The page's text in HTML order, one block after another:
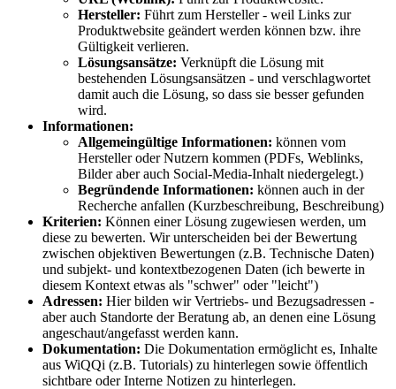
Hersteller: Führt zum Hersteller - weil Links zur
Produktwebsite geändert werden können bzw. ihre
Gültigkeit verlieren.
Lösungsansätze: Verknüpft die Lösung mit
bestehenden Lösungsansätzen - und verschlagwortet
damit auch die Lösung, so dass sie besser gefunden
wird.
Informationen:
Allgemeingültige Informationen: können vom
Hersteller oder Nutzern kommen (PDFs, Weblinks,
Bilder aber auch Social-Media-Inhalt niedergelegt.)
Begründende Informationen: können auch in der
Recherche anfallen (Kurzbeschreibung, Beschreibung)
Kriterien: Können einer Lösung zugewiesen werden, um
diese zu bewerten. Wir unterscheiden bei der Bewertung
zwischen objektiven Bewertungen (z.B. Technische Daten)
und subjekt- und kontextbezogenen Daten (ich bewerte in
diesem Kontext etwas als "schwer" oder "leicht")
Adressen: Hier bilden wir Vertriebs- und Bezugsadressen -
aber auch Standorte der Beratung ab, an denen eine Lösung
angeschaut/angefasst werden kann.
Dokumentation: Die Dokumentation ermöglicht es, Inhalte
aus WiQQi (z.B. Tutorials) zu hinterlegen sowie öffentlich
sichtbare oder Interne Notizen zu hinterlegen.